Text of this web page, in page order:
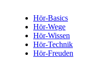
Hör-Basics
Hör-Wege
Hör-Wissen
Hör-Technik
Hör-Freuden